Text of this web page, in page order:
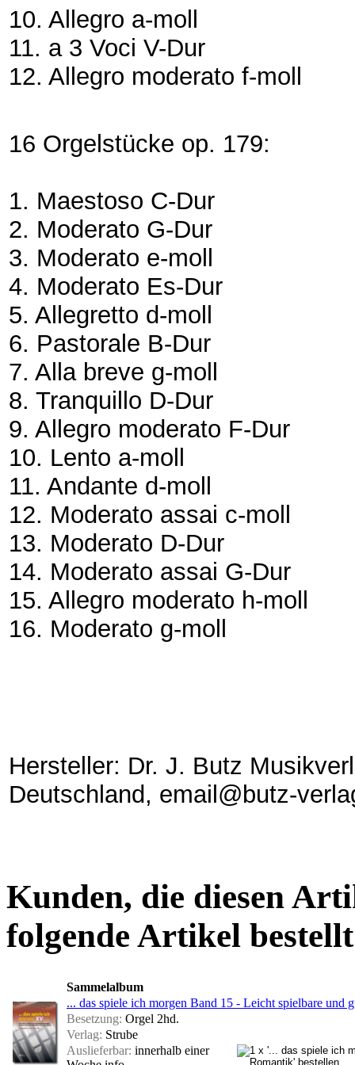
10. Allegro a-moll
11. a 3 Voci V-Dur
12. Allegro moderato f-moll
16 Orgelstücke op. 179:
1. Maestoso C-Dur
2. Moderato G-Dur
3. Moderato e-moll
4. Moderato Es-Dur
5. Allegretto d-moll
6. Pastorale B-Dur
7. Alla breve g-moll
8. Tranquillo D-Dur
9. Allegro moderato F-Dur
10. Lento a-moll
11. Andante d-moll
12. Moderato assai c-moll
13. Moderato D-Dur
14. Moderato assai G-Dur
15. Allegro moderato h-moll
16. Moderato g-moll
Hersteller: Dr. J. Butz
Deutschland, email@butz-
Kunden, die diesen
folgende Artikel
Sammelalbum
... das spiele ich morgen Band 15 - Leicht spielbare
Besetzung: Orgel 2hd.
Verlag: Strube
Auslieferbar: innerhalb einer